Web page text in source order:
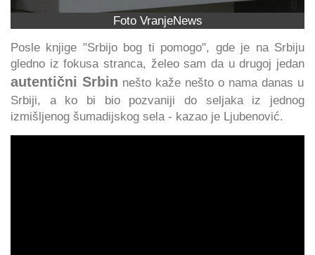
Foto VranjeNews
Posle knjige "Srbijo bog ti pomogo", gde je na Srbiju
gledno iz fokusa stranca, želeo sam da u drugoj jedan
autentični Srbin nešto kaže nešto o nama danas u
Srbiji, a ko bi bio pozvaniji do seljaka iz jednog
izmišljenog šumadijskog sela - kazao je Ljubenović.